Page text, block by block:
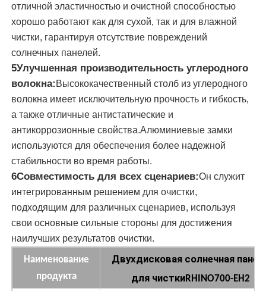
Робот панели солнечных батарей очищая
Энергоаккумулирующий звуковой барьер
отличной эластичностью и очистной способностью
хорошо работают как для сухой, так и для влажной
чистки, гарантируя отсутствие повреждений
солнечных панелей.
5Улучшенная производительность углеродного
волокна: Высококачественный столб из углеродного
волокна имеет исключительную прочность и гибкость,
а также отличные антистатические и
антикоррозионные свойства.Алюминиевые замки
используются для обеспечения более надежной
стабильности во время работы.
6Совместимость для всех сценариев:Он служит
интегрированным решением для очистки,
подходящим для различных сценариев, используя
свои основные сильные стороны для достижения
наилучших результатов очистки.
Наименование
продукта
Двухдисковая солнечная
для чисткиRHINO700-EH2